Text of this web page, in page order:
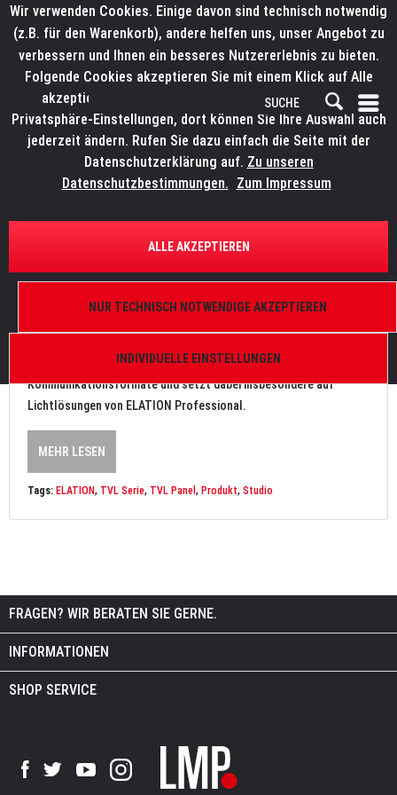
FILTERN
TVL Panels in Studios der Carl Group
Von: Bianca Wilmsmann 23.02.21 14:00 0 Kommentare
Die Carl Group betreibt mittlerweile drei Studios für digitale
Kommunikationsformate und setzt dabei insbesondere auf
Lichtlösungen von ELATION Professional.
MEHR LESEN
Tags: ELATION, TVL Serie, TVL Panel , Produkt, Studio
FRAGEN? WIR BERATEN SIE GERNE.
INFORMATIONEN
SHOP SERVICE
Wir verwenden Cookies. Einige davon sind technisch notwendig
(z.B. für den Warenkorb), andere helfen uns, unser Angebot zu
verbessern und Ihnen ein besseres Nutzererlebnis zu bieten.
Folgende Cookies akzeptieren Sie mit einem Klick auf Alle
akzeptieren. Weitere Informationen finden Sie in den
Privatsphäre-Einstellungen, dort können Sie Ihre Auswahl auch
jederzeit ändern. Rufen Sie dazu einfach die Seite mit der
Datenschutzerklärung auf. Zu unseren
Datenschutzbestimmungen. Zum Impressum
INDIVIDUELLE EINSTELLUNGEN
NUR TECHNISCH NOTWENDIGE AKZEPTIEREN
ALLE AKZEPTIEREN